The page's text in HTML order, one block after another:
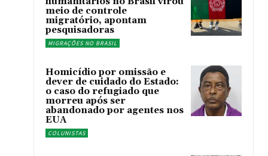
meio de controle
migratório, apontam
pesquisadoras
MIGRAÇÕES NO BRASIL
Homicídio por omissão e
dever de cuidado do Estado:
o caso do refugiado que
morreu após ser
abandonado por agentes nos
EUA
COLUNISTAS